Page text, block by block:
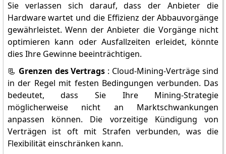
Sie verlassen sich darauf, dass der Anbieter die
Hardware wartet und die Effizienz der Abbauvorgänge
gewährleistet. Wenn der Anbieter die Vorgänge nicht
optimieren kann oder Ausfallzeiten erleidet, könnte
dies Ihre Gewinne beeinträchtigen.
📃 Grenzen des Vertrags : Cloud-Mining-Verträge sind
in der Regel mit festen Bedingungen verbunden. Das
bedeutet, dass Sie Ihre Mining-Strategie
möglicherweise nicht an Marktschwankungen
anpassen können. Die vorzeitige Kündigung von
Verträgen ist oft mit Strafen verbunden, was die
Flexibilität einschränken kann.